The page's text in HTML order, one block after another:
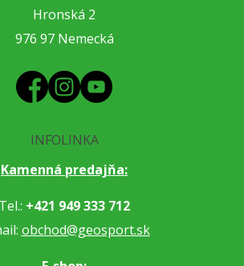
Hronská 2
976 97 Nemecká
INFOLINKA
Kamenná predajňa:
Tel.: +421 949 333 712
obchod@geosport.sk